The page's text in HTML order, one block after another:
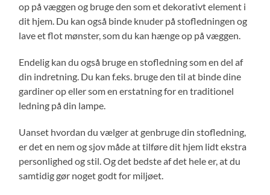
op på væggen og bruge den som et dekorativt element i
dit hjem. Du kan også binde knuder på stofledningen og
lave et flot mønster, som du kan hænge op på væggen.
Endelig kan du også bruge en stofledning som en del af
din indretning. Du kan f.eks. bruge den til at binde dine
gardiner op eller som en erstatning for en traditionel
ledning på din lampe.
Uanset hvordan du vælger at genbruge din stofledning,
er det en nem og sjov måde at tilføre dit hjem lidt ekstra
personlighed og stil. Og det bedste af det hele er, at du
samtidig gør noget godt for miljøet.